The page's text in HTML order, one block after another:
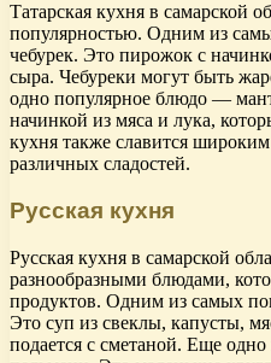
Татарская кухня в самарской
популярностью. Одним из
чебурек. Это пирожок с
сыра. Чебуреки могут быть
одно популярное блюдо —
начинкой из мяса и лука,
кухня также славится
различных сладостей.
Русская кухня
Русская кухня в самарской
разнообразными блюдами,
продуктов. Одним из самых
Это суп из свеклы, капусты,
подается с сметаной. Еще